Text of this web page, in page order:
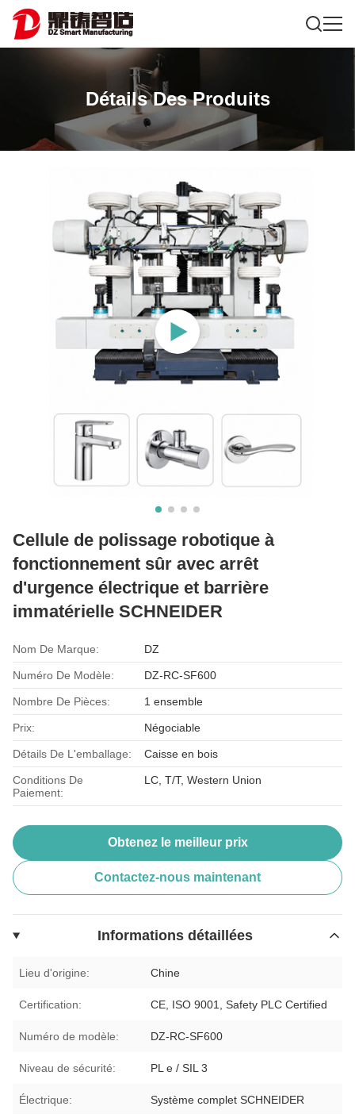
Détails Des Produits
Cellule de polissage robotique à
fonctionnement sûr avec arrêt
d'urgence électrique et barrière
immatérielle SCHNEIDER
Nom De Marque: DZ
Numéro De Modèle: DZ-RC-SF600
Nombre De Pièces: 1 ensemble
Prix: Négociable
Détails De L'emballage: Caisse en bois
Conditions De
Paiement:
LC, T/T, Western Union
Obtenez le meilleur prix
Contactez-nous maintenant
Informations détaillées
Lieu d'origine: Chine
Certification: CE, ISO 9001, Safety PLC Certified
Numéro de modèle: DZ-RC-SF600
Niveau de sécurité: PL e / SIL 3
Électrique: Système complet SCHNEIDER